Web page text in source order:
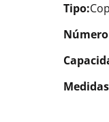
Tipo: